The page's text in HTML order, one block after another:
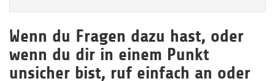
Wenn du Fragen dazu hast, oder
wenn du dir in einem Punkt
unsicher bist, ruf einfach an oder